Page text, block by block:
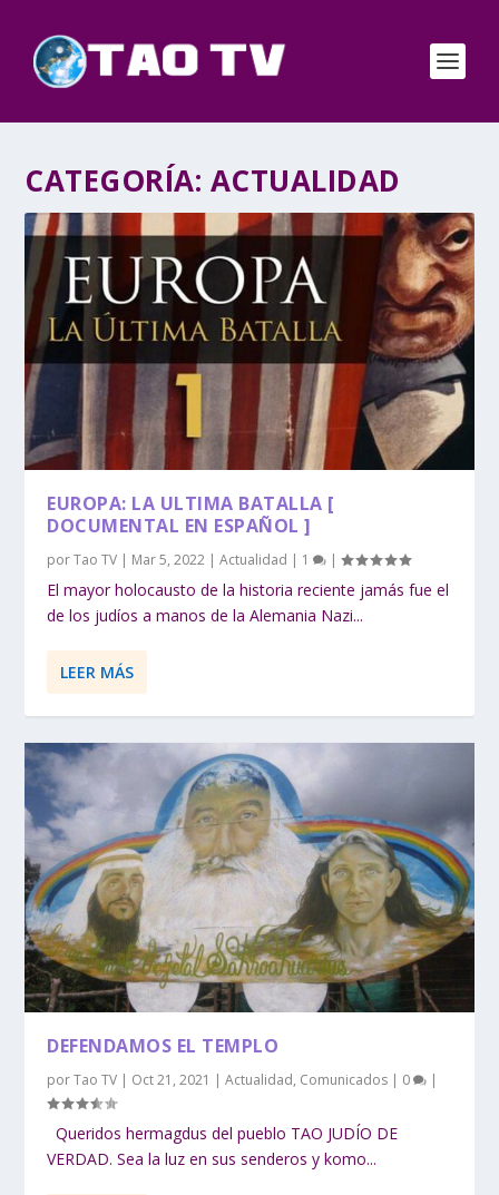
CATEGORÍA: ACTUALIDAD
EUROPA: LA ULTIMA BATALLA [
DOCUMENTAL EN ESPAÑOL ]
porTao TV Mar 5, 2022 |Actualidad 1 |
El mayor holocausto de la historia reciente jamás fue el
de los judíos a manos de la Alemania Nazi...
LEER MÁS
DEFENDAMOS EL TEMPLO
porTao TV | Oct 21, 2021 |Actualidad, Comunicados | 0 |
Queridos hermagdus del pueblo TAO JUDÍO DE
VERDAD. Sea la luz en sus senderos y komo...